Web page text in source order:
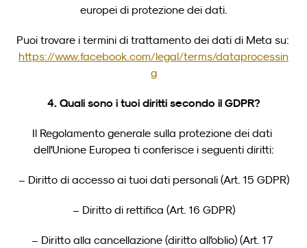
europei di protezione dei dati.
https://www.facebook.com/legal/terms/dataprocessin
g
4. Quali sono i tuoi diritti secondo il GDPR?
Il Regolamento generale sulla protezione dei dati
dell'Unione Europea ti conferisce i seguenti diritti:
– Diritto di accesso ai tuoi dati personali (Art. 15 GDPR)
– Diritto di rettifica (Art. 16 GDPR)
– Diritto alla cancellazione (diritto all'oblio) (Art. 17